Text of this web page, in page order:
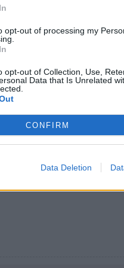
opt-out of processing my
opt-out of Collection, Use,
Data that Is Unrelated
CONFIRM
Data Deletion
εκπαίδευσης στη
η πανδημία, αλλά
τόσο με τους
με την
ΠΡΩΤΟΒΑΘΜΙΑ ΕΚΠΑΙΔΕΥΣΗ